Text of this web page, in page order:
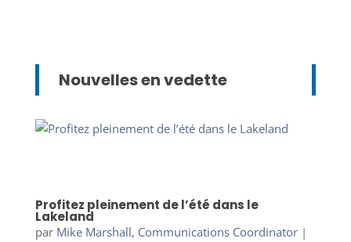
Nouvelles en vedette
Profitez pleinement de l’été dans le
Lakeland
par Mike Marshall, Communications Coordinator|